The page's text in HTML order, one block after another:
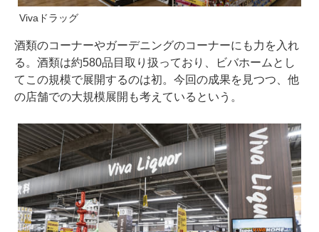
Vivaドラッグ
酒類のコーナーやガーデニングのコーナーにも力を入れ
る。酒類は約580品目取り扱っており、ビバホームとし
てこの規模で展開するのは初。今回の成果を見つつ、他
の店舗での大規模展開も考えているという。